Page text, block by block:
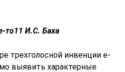
то11 И.С. Баха
трехголосной инвенции е-
выявить характерные